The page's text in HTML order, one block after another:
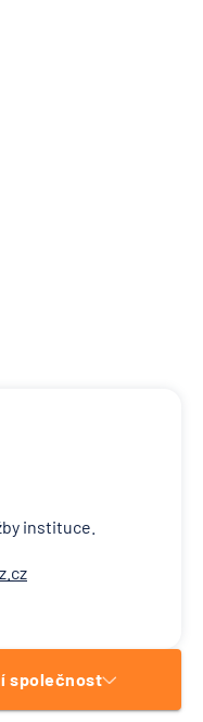
instituce.
společnost